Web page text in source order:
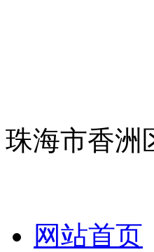
珠海市香洲
网站首页